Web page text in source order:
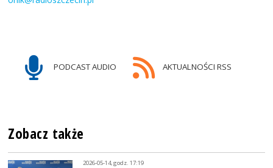
PODCAST AUDIO AKTUALNOŚCI RSS
Zobacz także
2026-05-14, godz. 17:19